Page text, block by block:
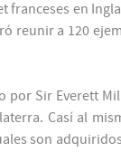
franceses en
reunir a 120
por Sir Everett
Casí al
son